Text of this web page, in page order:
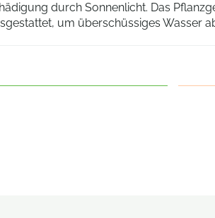
durch Sonnenlicht. Das
um überschüssiges Wasser